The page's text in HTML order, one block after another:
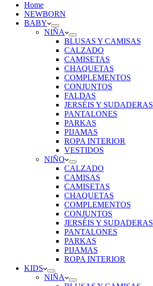
Home
NEWBORN
BABY
NIÑA
BLUSAS Y CAMISAS
CALZADO
CAMISETAS
CHAQUETAS
COMPLEMENTOS
CONJUNTOS
FALDAS
JERSÉIS Y SUDADERAS
PANTALONES
PARKAS
PIJAMAS
ROPA INTERIOR
VESTIDOS
NIÑO
CALZADO
CAMISAS
CAMISETAS
CHAQUETAS
COMPLEMENTOS
CONJUNTOS
JERSÉIS Y SUDADERAS
PANTALONES
PARKAS
PIJAMAS
ROPA INTERIOR
KIDS
NIÑA